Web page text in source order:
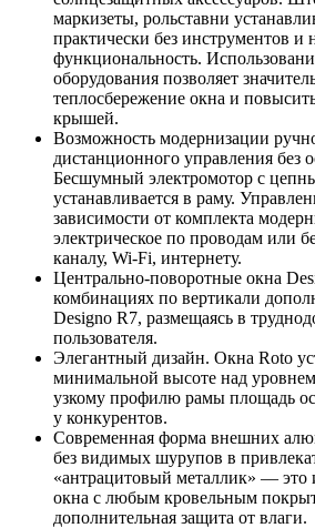
маркизеты, рольставни
практически без инструментов и
функциональность.
оборудования позволяет
теплосбережение окна и
крышей.
Возможность модернизации
дистанционного управления без
Бесшумный электромотор с
устанавливается в раму.
зависимости от комплекта
электрическое по проводам или
каналу, Wi-Fi, интернету.
Центрально-поворотные окна
комбинациях по вертикали
Designo R7, размещаясь в
пользователя.
Элегантный дизайн. Окна Roto
минимальной высоте над
узкому профилю рамы площадь
у конкурентов.
Современная форма внешних
без видимых шурупов в
«антрацитовый металлик» — это
окна с любым кровельным
дополнительная защита от влаги.